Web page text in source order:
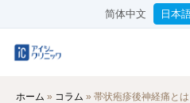
简体中文 日本
ホーム » コラム » 帯状疱疹後神経痛とは？